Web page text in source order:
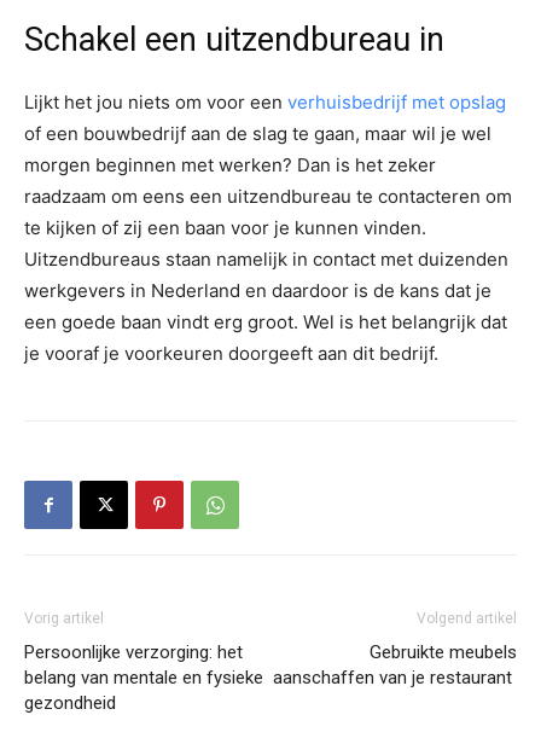
Schakel een uitzendbureau in
Lijkt het jou niets om voor een verhuisbedrijf met opslag
of een bouwbedrijf aan de slag te gaan, maar wil je wel
morgen beginnen met werken? Dan is het zeker
raadzaam om eens een uitzendbureau te contacteren om
te kijken of zij een baan voor je kunnen vinden.
Uitzendbureaus staan namelijk in contact met duizenden
werkgevers in Nederland en daardoor is de kans dat je
een goede baan vindt erg groot. Wel is het belangrijk dat
je vooraf je voorkeuren doorgeeft aan dit bedrijf.
Vorig artikel
Persoonlijke verzorging: het
belang van mentale en fysieke
gezondheid
Volgend artikel
Gebruikte meubels
aanschaffen van je restaurant